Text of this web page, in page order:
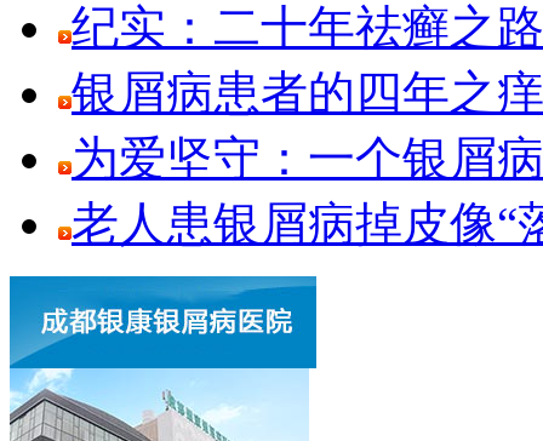
纪实：二十年祛癣之
银屑病患者的四年之痒
为爱坚守：一个银屑
老人患银屑病掉皮像“